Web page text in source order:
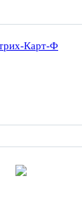
Карт-Ф